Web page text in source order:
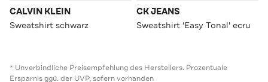
CALVIN KLEIN
Sweatshirt schwarz
CK JEANS
Sweatshirt 'Easy Tonal' ecru
* Unverbindliche Preisempfehlung des Herstellers. Prozentuale
Ersparnis ggü. der UVP, sofern vorhanden